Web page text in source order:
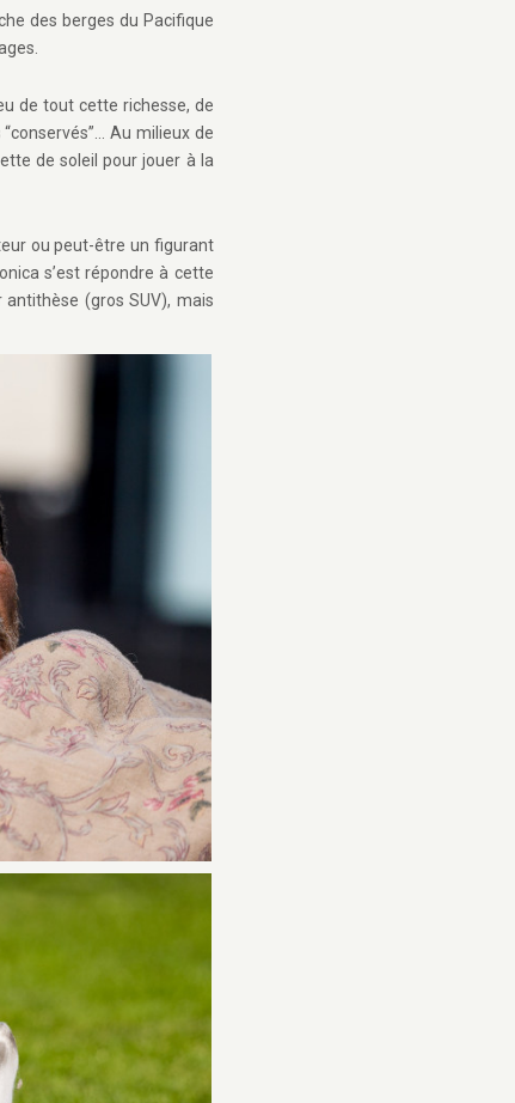
des berges du Pacifique
de tout cette richesse, de
Au milieux de
de soleil pour jouer à la
ou peut-être un figurant
s’est répondre à cette
(gros SUV), mais